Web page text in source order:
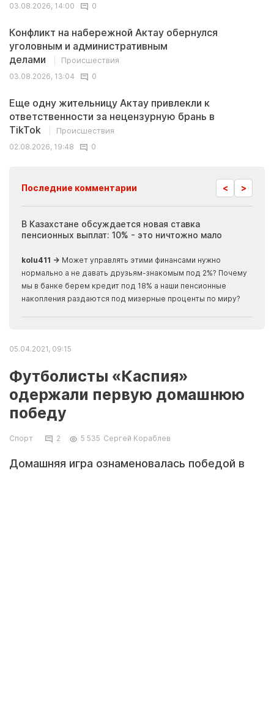
03.08.2026, 14:00
0
Конфликт на набережной Актау обернулся
уголовным и административным
делами
Происшествия
03.08.2026, 13:04
0
Еще одну жительницу Актау привлекли к
ответственности за нецензурную брань в
TikTok
Происшествия
02.08.2026, 19:48
0
Последние комментарии < >
В Казахстане обсуждается новая ставка
пенсионных выплат: 10% - это ничтожно мало
kolu411 → Может управлять этими финансами нужно
нормально а не давать друзьям-знакомым под 2%? Почему
мы в банке берем кредит под 18% а наши пенсионные
накопления раздаются под мизерные проценты по миру?
05.04.2021, 09:15
Футболисты «Каспия»
одержали первую домашнюю
победу
Спорт 2 5 535 Сергей Кораблев
Домашняя игра ознаменовалась победой в